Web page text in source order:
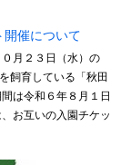
開催について
月２３日（水）の
飼育している「秋田
は令和６年８月１日
お互いの入園チケッ